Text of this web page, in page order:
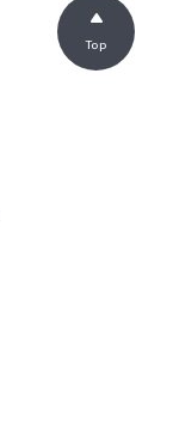
Top